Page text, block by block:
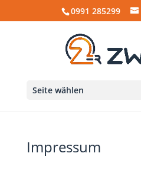
0991 285299
Seite wählen
Impressum